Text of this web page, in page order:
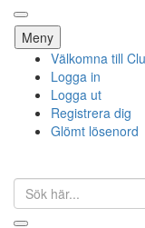
Meny Hoppa
till
innehåll
Välkomna till
Logga in
Logga ut
Registrera dig
Glömt lösenord
Sök
efter: